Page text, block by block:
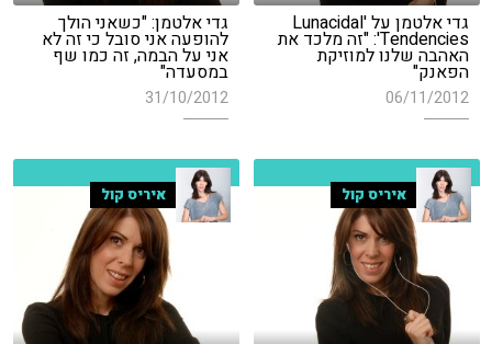
גדי אלטמן על 'Lunacidal
Tendencies': "זה מלכד את
האהבה שלנו למוזיקת
הפאנק"
06/11/2012
גדי אלטמן: "כשאני הולך
להופעה אני סובל כי זה לא
אני על הבמה, זה כמו שף
במסעדה"
31/10/2012
איריס קול איריס קול